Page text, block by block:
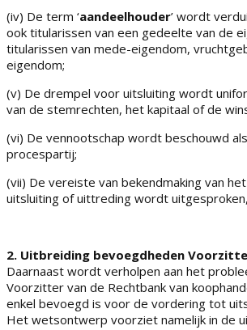
(iv) De term ‘aandeelhouder’ wordt
ook titularissen van een gedeelte van de
titularissen van mede-eigendom,
eigendom;
(v) De drempel voor uitsluiting wordt
van de stemrechten, het kapitaal of de
(vi) De vennootschap wordt beschouwd
procespartij;
(vii) De vereiste van bekendmaking van
uitsluiting of uittreding wordt
2. Uitbreiding bevoegdheden
Daarnaast wordt verholpen aan het
Voorzitter van de Rechtbank van
enkel bevoegd is voor de vordering tot
Het wetsontwerp voorziet namelijk in de